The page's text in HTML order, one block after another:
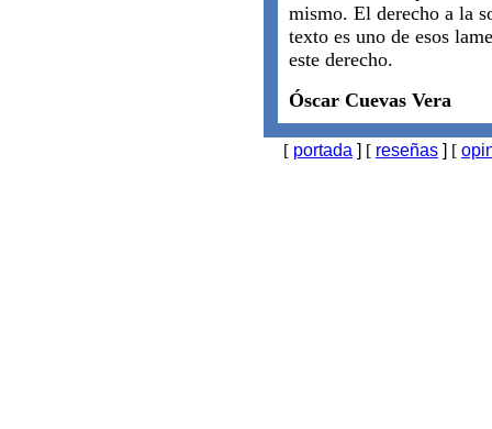
mismo. El derecho a la
texto es uno de esos
este derecho.
Óscar Cuevas Vera
[ portada ] [ reseñas ] [